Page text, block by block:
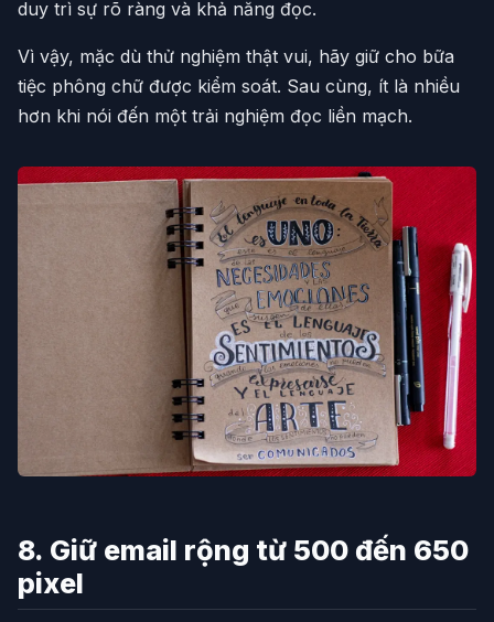
duy trì sự rõ ràng và khả năng đọc.
Vì vậy, mặc dù thử nghiệm thật vui, hãy giữ cho bữa
tiệc phông chữ được kiểm soát. Sau cùng, ít là nhiều
hơn khi nói đến một trải nghiệm đọc liền mạch.
8. Giữ email rộng từ 500 đến 650
pixel